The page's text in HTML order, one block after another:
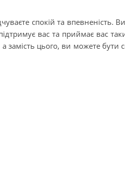
спокій та впевненість. Ви
вас та приймає вас
замість цього, ви можете бути